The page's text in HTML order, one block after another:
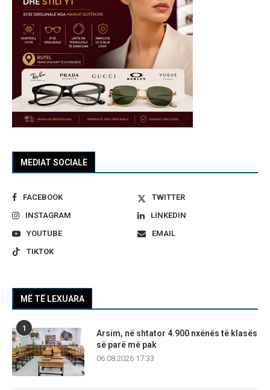
MEDIAT SOCIALE
FACEBOOK
TWITTER
INSTAGRAM
LINKEDIN
YOUTUBE
EMAIL
TIKTOK
MË TË LEXUARA
1
Arsim, në shtator 4.900 nxënës të klasës
së parë më pak
06.08.2026 17:33